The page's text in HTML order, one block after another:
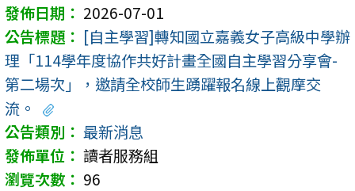
2026-07-01
[自主學習]轉知國立嘉義女子高級中學辦
理「114學年度協作共好計畫全國自主學習分享會-
第二場次」，邀請全校師生踴躍報名線上觀摩交
流。
最新消息
讀者服務組
96